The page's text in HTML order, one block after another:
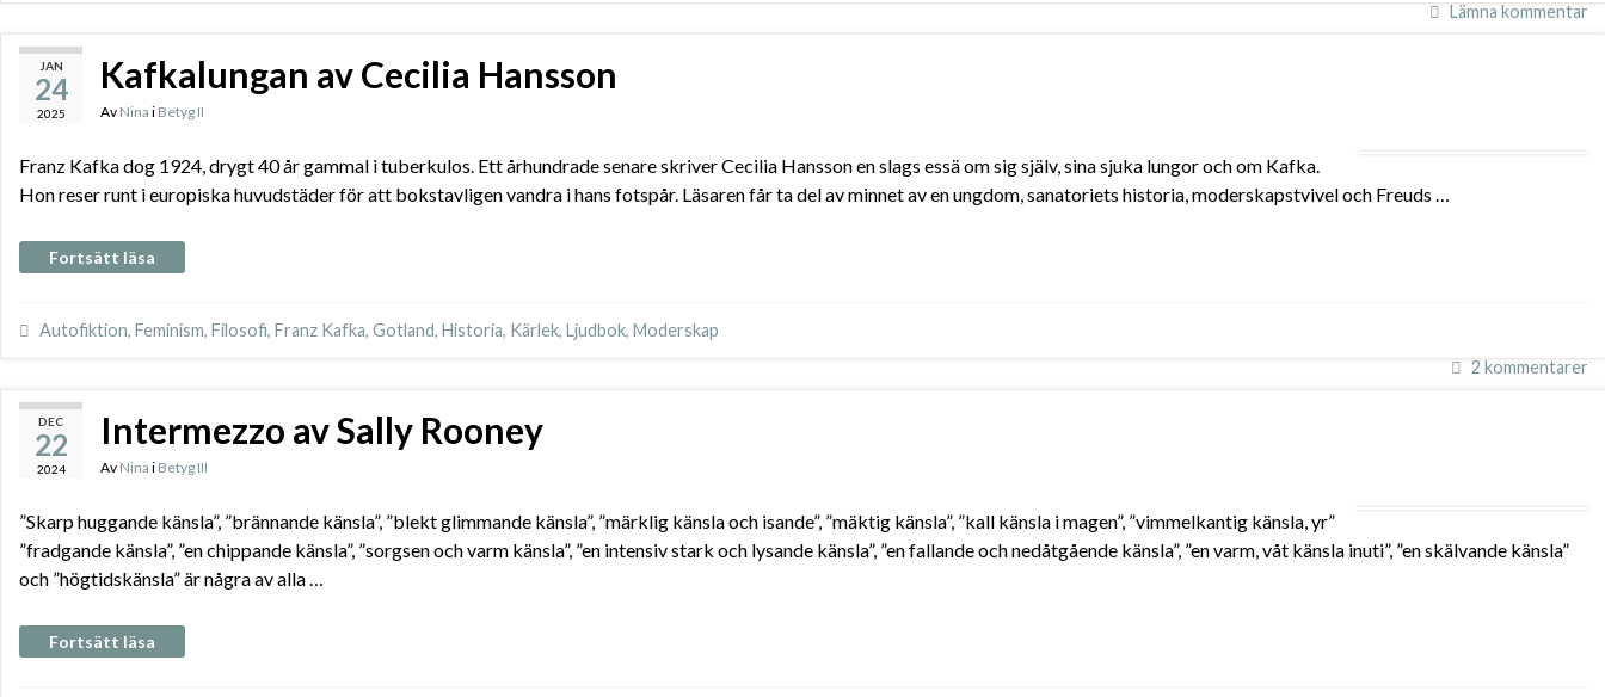
Lämna kommentar
JAN
24
2025
Kafkalungan av Cecilia Hansson
Av Nina i Betyg II
Franz Kafka dog 1924, drygt 40 år gammal i tuberkulos. Ett århundrade senare skriver Cecilia Hansson en slags essä om sig själv, sina sjuka lungor och om Kafka.
Hon reser runt i europiska huvudstäder för att bokstavligen vandra i hans fotspår. Läsaren får ta del av minnet av en ungdom, sanatoriets historia, moderskapstvivel och Freuds …
Fortsätt läsa
Autofiktion, Feminism, Filosofi, Franz Kafka, Gotland, Historia, Kärlek, Ljudbok, Moderskap
2 kommentarer
DEC
22
2024
Intermezzo av Sally Rooney
Av Nina i Betyg III
”Skarp huggande känsla”, ”brännande känsla”, ”blekt glimmande känsla”, ”märklig känsla och isande”, ”mäktig känsla”, ”kall känsla i magen”, ”vimmelkantig känsla, yr”
”fradgande känsla”, ”en chippande känsla”, ”sorgsen och varm känsla”, ”en intensiv stark och lysande känsla”, ”en fallande och nedåtgående känsla”, ”en varm, våt känsla inuti”, ”en skälvande känsla”
och ”högtidskänsla” är några av alla …
Fortsätt läsa